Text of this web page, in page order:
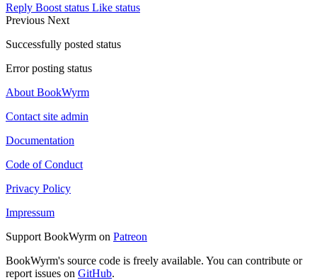
Reply Boost status Like status
Previous Next
Successfully posted status
Error posting status
About BookWyrm
Contact site admin
Documentation
Code of Conduct
Privacy Policy
Impressum
Support BookWyrm on Patreon
BookWyrm's source code is freely available. You can contribute or
report issues on GitHub.